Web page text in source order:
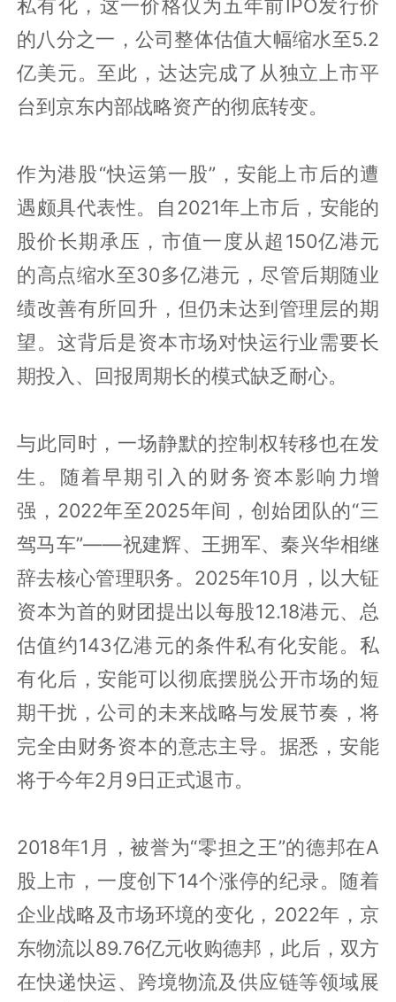
私有化，这一价格仅为五年前IPO发行价
的八分之一，公司整体估值大幅缩水至5.2
亿美元。至此，达达完成了从独立上市平
台到京东内部战略资产的彻底转变。
作为港股“快运第一股”，安能上市后的遭
遇颇具代表性。自2021年上市后，安能的
股价长期承压，市值一度从超150亿港元
的高点缩水至30多亿港元，尽管后期随业
绩改善有所回升，但仍未达到管理层的期
望。这背后是资本市场对快运行业需要长
期投入、回报周期长的模式缺乏耐心。
与此同时，一场静默的控制权转移也在发
生。随着早期引入的财务资本影响力增
强，2022年至2025年间，创始团队的“三
驾马车”——祝建辉、王拥军、秦兴华相继
辞去核心管理职务。2025年10月，以大钲
资本为首的财团提出以每股12.18港元、总
估值约143亿港元的条件私有化安能。私
有化后，安能可以彻底摆脱公开市场的短
期干扰，公司的未来战略与发展节奏，将
完全由财务资本的意志主导。据悉，安能
将于今年2月9日正式退市。
2018年1月，被誉为“零担之王”的德邦在A
股上市，一度创下14个涨停的纪录。随着
企业战略及市场环境的变化，2022年，京
东物流以89.76亿元收购德邦，此后，双方
在快递快运、跨境物流及供应链等领域展